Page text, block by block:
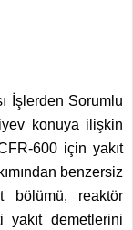
İşlerden Sorumlu
konuya ilişkin
600 için yakıt
benzersiz
bölümü, reaktör
demetlerini